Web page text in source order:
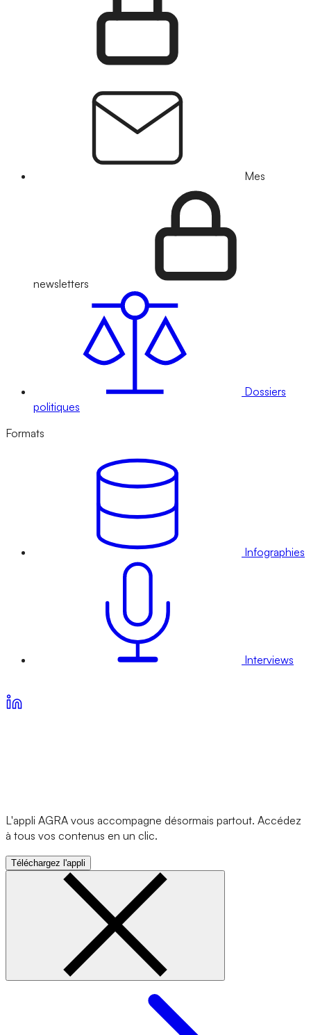
Mes
newsletters
Dossiers
politiques
Formats
Infographies
Interviews
L'appli AGRA vous accompagne désormais partout. Accédez
à tous vos contenus en un clic.
Téléchargez l'appli